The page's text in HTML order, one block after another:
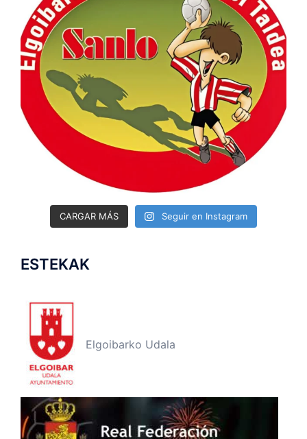
CARGAR MÁS Seguir en Instagram
ESTEKAK
Elgoibarko Udala